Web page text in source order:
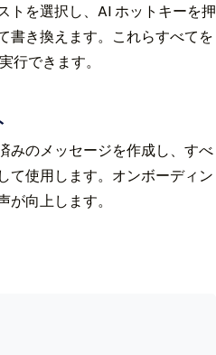
トを選択し、AI ホットキーを押
書き換えます。これらすべてを
行できます。
みのメッセージを作成し、すべ
て使用します。オンボーディン
向上します。